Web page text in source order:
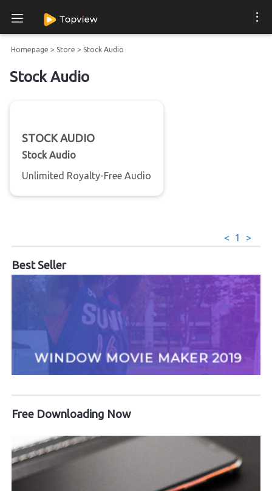
Homepage > Store > Stock Audio
Stock Audio
STOCK AUDIO
Stock Audio
Unlimited Royalty-Free Audio
< 1 >
Best Seller
Free Downloading Now